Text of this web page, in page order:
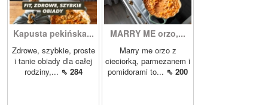
Kapusta pekińska...
Zdrowe, szybkie, proste
i tanie obiady dla całej
rodziny,... ⇖ 284
MARRY ME orzo,...
Marry me orzo z
cieciorką, parmezanem i
pomidorami to... ⇖ 200